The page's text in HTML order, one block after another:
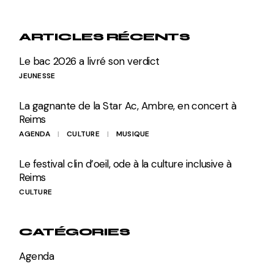
ARTICLES RÉCENTS
Le bac 2026 a livré son verdict
JEUNESSE
La gagnante de la Star Ac, Ambre, en concert à
Reims
AGENDA CULTURE MUSIQUE
Le festival clin d’oeil, ode à la culture inclusive à
Reims
CULTURE
CATÉGORIES
Agenda